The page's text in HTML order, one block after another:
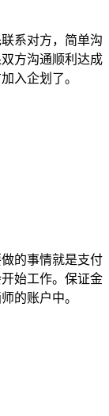
系对方，简单沟
方沟通顺利达成
入企划了。
的事情就是支付
始工作。保证金
的账户中。